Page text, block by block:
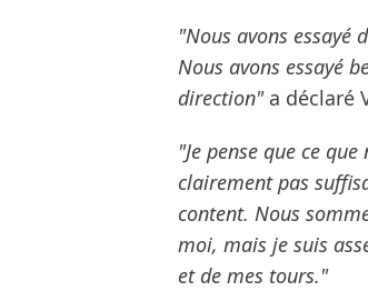
"Nous avons essayé
Nous avons essayé
direction"a déclaré
"Je pense que ce
clairement pas
content. Nous
moi, mais je suis
et de mes tours."